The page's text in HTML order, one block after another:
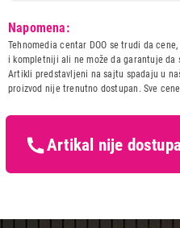
Naziv i vrsta robe:
Uvoznik:
Zemlja porekla:
Prava potrošača:
Napomena:
Tehnomedia centar DOO se trudi da
i kompletniji ali ne može da garantuje da
Artikli predstavljeni na sajtu spadaju u
proizvod nije trenutno dostupan. Sve
Artikal nije
Proizvod je dodat u
Ukupno u korpi:
Nastavi